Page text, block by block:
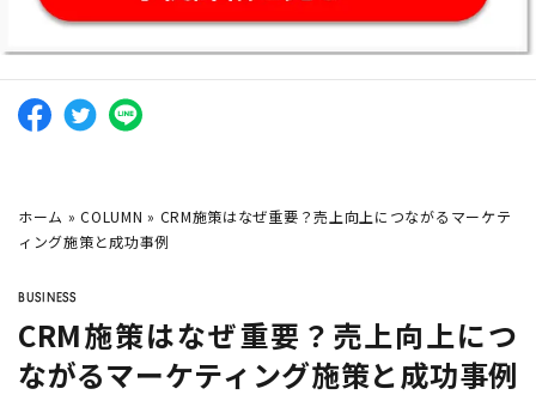
Twitter Facebook
化粧品大手・オルビス社のAI活用
東急不動産
AI 需要予測 シフト作成 DX 生産管理 データ分析 業務効
機械学習 在庫管理
CLOSE
ホーム »COLUMN » CRM施策はなぜ重要？売上向上につながるマーケテ
ィング施策と成功事例
BUSINESS
CRM施策はなぜ重要？売上向上につ
ながるマーケティング施策と成功事例